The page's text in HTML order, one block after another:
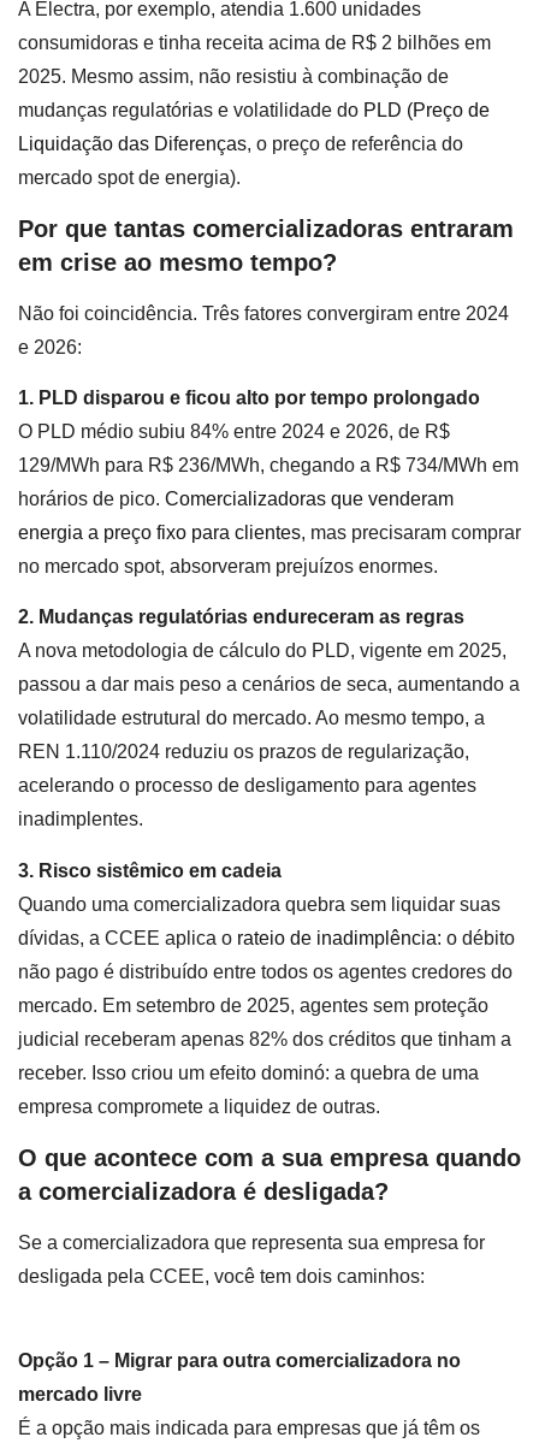
A Electra, por exemplo, atendia 1.600 unidades
consumidoras e tinha receita acima de R$ 2 bilhões em
2025. Mesmo assim, não resistiu à combinação de
mudanças regulatórias e volatilidade do PLD (Preço de
Liquidação das Diferenças, o preço de referência do
mercado spot de energia).
Por que tantas comercializadoras entraram
em crise ao mesmo tempo?
Não foi coincidência. Três fatores convergiram entre 2024
e 2026:
1. PLD disparou e ficou alto por tempo prolongado
O PLD médio subiu 84% entre 2024 e 2026, de R$
129/MWh para R$ 236/MWh, chegando a R$ 734/MWh em
horários de pico. Comercializadoras que venderam
energia a preço fixo para clientes, mas precisaram comprar
no mercado spot, absorveram prejuízos enormes.
2. Mudanças regulatórias endureceram as regras
A nova metodologia de cálculo do PLD, vigente em 2025,
passou a dar mais peso a cenários de seca, aumentando a
volatilidade estrutural do mercado. Ao mesmo tempo, a
REN 1.110/2024 reduziu os prazos de regularização,
acelerando o processo de desligamento para agentes
inadimplentes.
3. Risco sistêmico em cadeia
Quando uma comercializadora quebra sem liquidar suas
dívidas, a CCEE aplica o rateio de inadimplência: o débito
não pago é distribuído entre todos os agentes credores do
mercado. Em setembro de 2025, agentes sem proteção
judicial receberam apenas 82% dos créditos que tinham a
receber. Isso criou um efeito dominó: a quebra de uma
empresa compromete a liquidez de outras.
O que acontece com a sua empresa quando
a comercializadora é desligada?
Se a comercializadora que representa sua empresa for
desligada pela CCEE, você tem dois caminhos:
Opção 1 – Migrar para outra comercializadora no
mercado livre
É a opção mais indicada para empresas que já têm os